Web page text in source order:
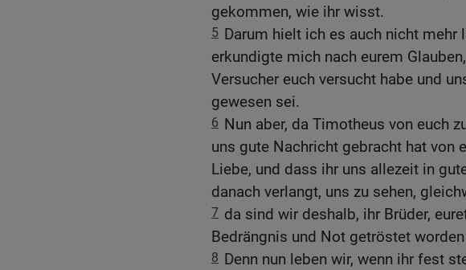
gekommen, wie ihr wisst.
5 Darum hielt ich es auch nicht mehr
erkundigte mich nach eurem
Versucher euch versucht habe und
gewesen sei.
6 Nun aber, da Timotheus von euch
uns gute Nachricht gebracht hat von
Liebe, und dass ihr uns allezeit in
danach verlangt, uns zu sehen,
7 da sind wir deshalb, ihr Brüder,
Bedrängnis und Not getröstet
8 Denn nun leben wir, wenn ihr fest